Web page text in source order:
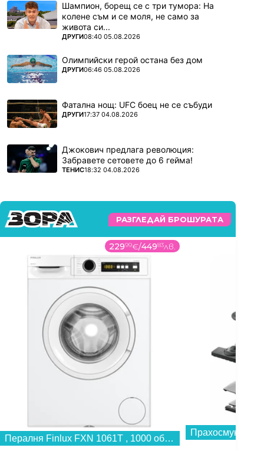
Шампион, борещ се с три тумора: На
колене съм и се моля, не само за
живота си...
ПОВЕЧЕ ОТ
ДРУГИ08:40 05.08.2026
Олимпийски герой остана без дом
ПОВЕЧЕ ОТ
ДРУГИ06:46 05.08.2026
Фатална нощ: UFC боец не се събуди
ПОВЕЧЕ ОТ
ДРУГИ17:37 04.08.2026
Джокович предлага революция:
Забравете сетовете до 6 гейма!
ПОВЕЧЕ ОТ
ТЕНИС18:32 04.08.2026
РАЗГЛЕДАЙ БРОШУРАТА
22999€/44983лв.
Пералня Finlux FXN 1061T , 1000 об./мин., 6.00 kg, A , Бял...
Прахосмукачка